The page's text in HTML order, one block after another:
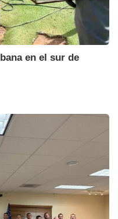
en el sur de